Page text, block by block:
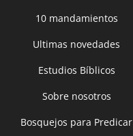
10 mandamientos
Ultimas novedades
Estudios Bíblicos
Sobre nosotros
Bosquejos para Predicar